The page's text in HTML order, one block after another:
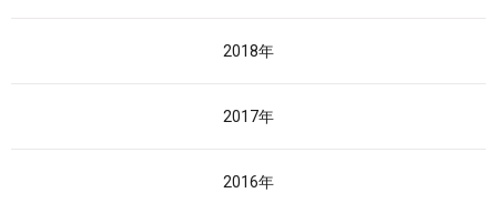
2018年
2017年
2016年